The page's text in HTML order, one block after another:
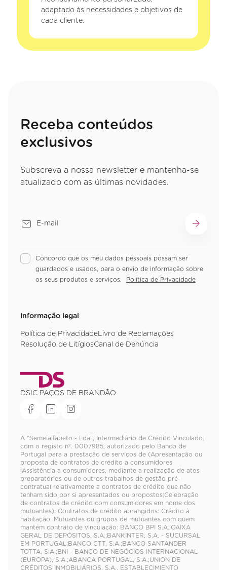
adaptado às necessidades e objetivos de
cada cliente.
Receba conteúdos
exclusivos
Subscreva a nossa newsletter e mantenha-se
atualizado com as últimas novidades.
Concordo que os meu dados pessoais possam ser
guardados e usados, para o envio de informação sobre
os seus produtos e serviços.
Política de Privacidade
Informação legal
Política de Privacidade Livro de Reclamações
Resolução de LitígiosCanal de Denúncia
DSIC PAÇOS DE BRANDÃO
A “Semeialfabeto - Lda”, Intermediário de Crédito Vinculado,
com o registo nº. 0007985, autorizado pelo Banco de
Portugal para a prestação de serviços de (Apresentação ou
proposta de contratos de crédito a consumidores
;Assistência a consumidores, mediante a realização de atos
preparatórios ou de outros trabalhos de gestão pré-
contratual relativamente a contratos de crédito que não
tenham sido por si apresentados ou propostos;Celebração
de contratos de crédito com consumidores em nome dos
mutuantes). Contratos de crédito abrangidos: Crédito à
habitação. Mutuantes ou grupos de mutuantes com quem
mantém contrato de vinculação: BANCO BPI S.A.;CAIXA
GERAL DE DEPÓSITOS, S.A.;BANKINTER, S.A. - SUCURSAL
EM PORTUGAL;BANCO CTT, S.A.;BANCO SANTANDER
TOTTA, S.A.;BNI - BANCO DE NEGÓCIOS INTERNACIONAL
(EUROPA), S.A.;ABANCA PORTUGAL, S.A.;UNION DE
CRÉDITOS INMOBILIÁRIOS, S.A., ESTABLECIMIENTO